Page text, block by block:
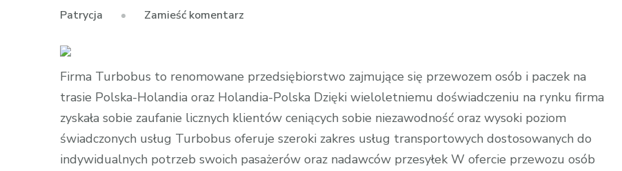
Patrycja Zamieść komentarz
Turbobus:
i
Bezpieczeństwo
Firma Turbobus to renomowane przedsiębiorstwo zajmujące się przewozem osób i paczek na
trasie Polska-Holandia oraz Holandia-Polska Dzięki wieloletniemu doświadczeniu na rynku firma
zyskała sobie zaufanie licznych klientów ceniących sobie niezawodność oraz wysoki poziom
świadczonych usług Turbobus oferuje szeroki zakres usług transportowych dostosowanych do
indywidualnych potrzeb swoich pasażerów oraz nadawców przesyłek W ofercie przewozu osób